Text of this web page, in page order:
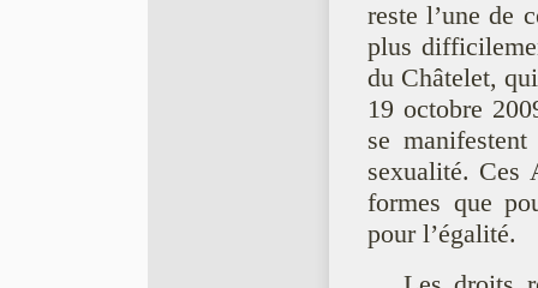
reste l’une de
plus
du Châtelet,
19 octobre
se
sexualité. Ces
formes que
pour l’égalité.